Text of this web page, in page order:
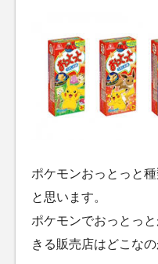
ポケモンおっとっと
と思います。
ポケモンでおっとっ
きる販売店はどこなの